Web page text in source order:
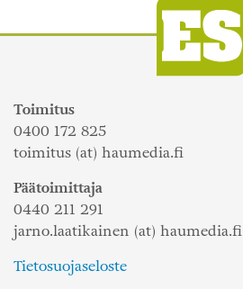
Toimitus
0400 172 825
toimitus (at) haumedia.fi
Päätoimittaja
0440 211 291
jarno.laatikainen (at) haumedia.fi
Tietosuojaseloste